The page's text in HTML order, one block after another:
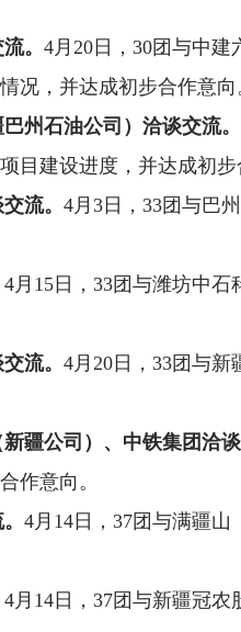
流。4月20 日，30团与中建
况，并达成初步合作意向
州石油公司）洽谈交流。
目建设进度，并达成初步
交流。4月3 日，33团与巴
4月 15 日，33团与潍坊中石
交流。4月20 日，33团与新
疆公司）、中铁集团洽
作意向。
。4月 14 日，37团与满疆山
4月 14 日，37团与新疆冠农